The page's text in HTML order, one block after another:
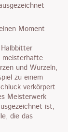
Moment
meisterhafte
und Wurzeln,
zu einem
verkörpert
Meisterwerk
ist,
die das